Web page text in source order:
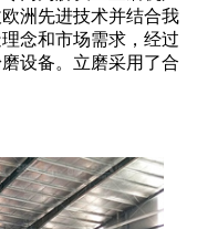
洲先进技术并结合我
念和市场需求，经过
设备。立磨采用了合